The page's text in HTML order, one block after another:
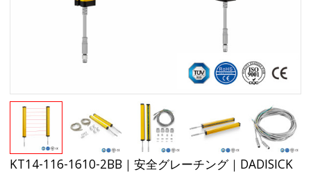
KT14-116-1610-2BB｜安全グレーチング｜DADISICK